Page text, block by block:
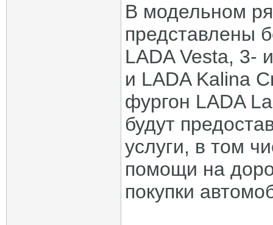
В модельном
представлены
LADA Vesta, 3-
и LADA Kalina
фургон LADA
будут
услуги, в том
помощи на
покупки